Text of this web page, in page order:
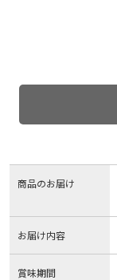
商品のお届け
お届け内容
賞味期間